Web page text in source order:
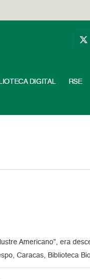
DIGITAL RSE
Americano”, era
Caracas, Biblioteca